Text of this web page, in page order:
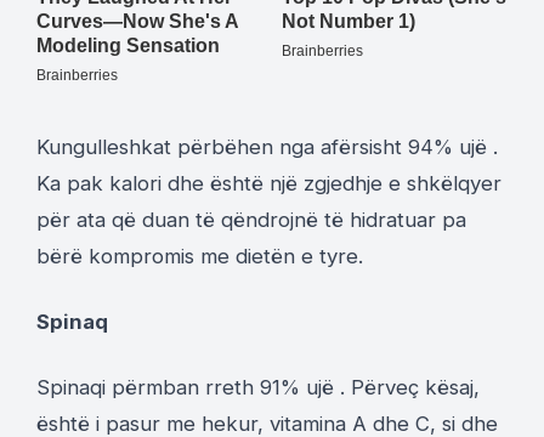
Kungulleshkat përbëhen nga afërsisht 94% ujë .
Ka pak kalori dhe është një zgjedhje e shkëlqyer
për ata që duan të qëndrojnë të hidratuar pa
bërë kompromis me dietën e tyre.
Spinaq
Spinaqi përmban rreth 91% ujë . Përveç kësaj,
është i pasur me hekur, vitamina A dhe C, si dhe